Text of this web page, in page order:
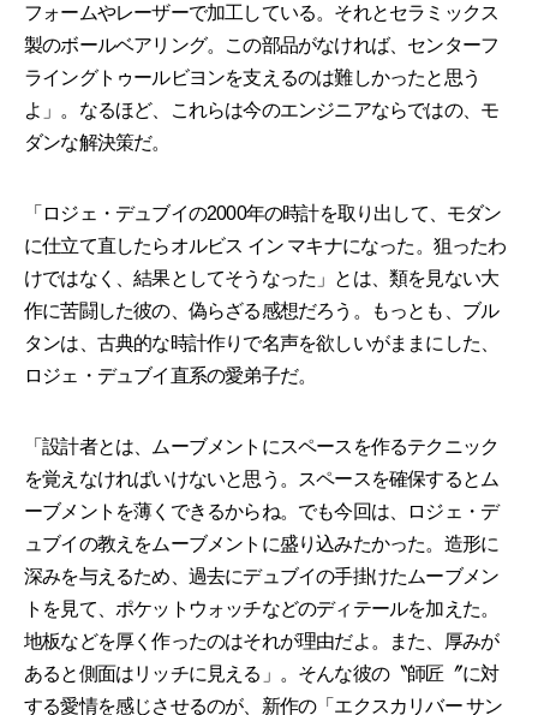
フォームやレーザーで加工している。それとセラミックス
製のボールベアリング。この部品がなければ、センターフ
ライングトゥールビヨンを支えるのは難しかったと思う
よ」。なるほど、これらは今のエンジニアならではの、モ
ダンな解決策だ。
「ロジェ・デュブイの2000年の時計を取り出して、モダン
に仕立て直したらオルビス イン マキナになった。狙ったわ
けではなく、結果としてそうなった」とは、類を見ない大
作に苦闘した彼の、偽らざる感想だろう。もっとも、ブル
タンは、古典的な時計作りで名声を欲しいがままにした、
ロジェ・デュブイ直系の愛弟子だ。
「設計者とは、ムーブメントにスペースを作るテクニック
を覚えなければいけないと思う。スペースを確保するとム
ーブメントを薄くできるからね。でも今回は、ロジェ・デ
ュブイの教えをムーブメントに盛り込みたかった。造形に
深みを与えるため、過去にデュブイの手掛けたムーブメン
トを見て、ポケットウォッチなどのディテールを加えた。
地板などを厚く作ったのはそれが理由だよ。また、厚みが
あると側面はリッチに見える」。そんな彼の〝師匠〞に対
する愛情を感じさせるのが、新作の「エクスカリバー サン